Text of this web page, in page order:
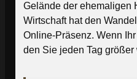
Gelände der ehemaligen
Wirtschaft hat den
Online-Präsenz. Wenn
den Sie jeden Tag größer